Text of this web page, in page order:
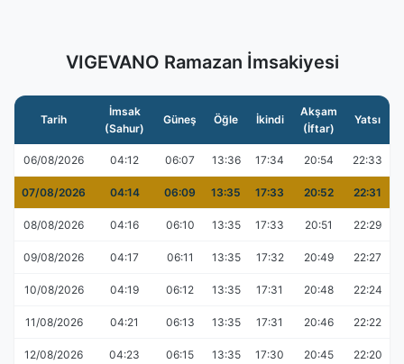
VIGEVANO Ramazan İmsakiyesi
Tarih
İmsak
(Sahur)
Güneş Öğle İkindi
Akşam
(İftar)
Yatsı
06/08/2026 04:12 06:07 13:36 17:34 20:54 22:33
07/08/2026 04:14 06:09 13:35 17:33 20:52 22:31
08/08/2026 04:16 06:10 13:35 17:33 20:51 22:29
09/08/2026 04:17 06:11 13:35 17:32 20:49 22:27
10/08/2026 04:19 06:12 13:35 17:31 20:48 22:24
11/08/2026 04:21 06:13 13:35 17:31 20:46 22:22
12/08/2026 04:23 06:15 13:35 17:30 20:45 22:20